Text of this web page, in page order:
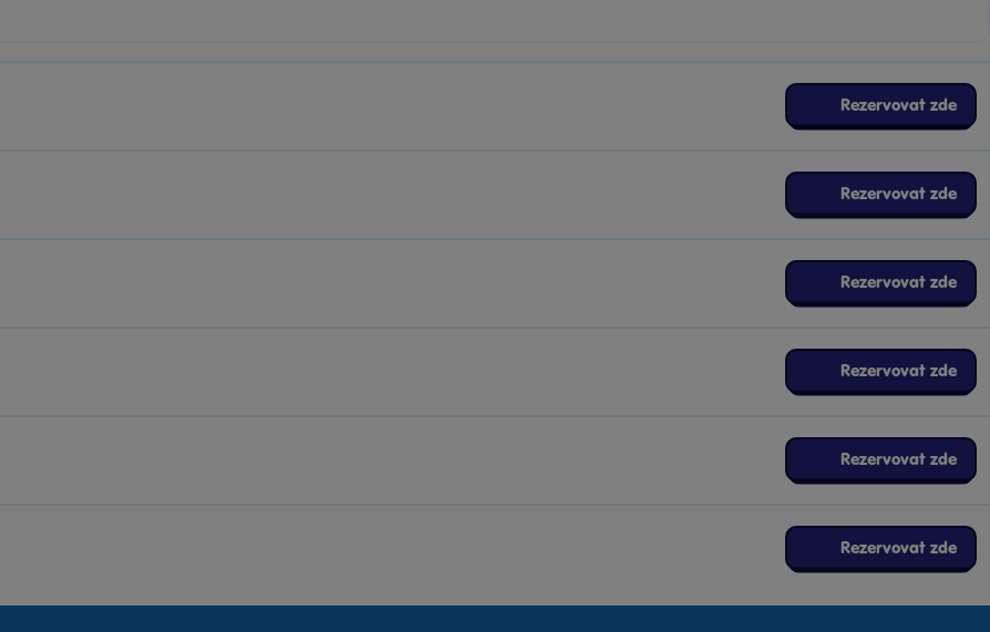
Rezervovat zde
Rezervovat zde
Rezervovat zde
Rezervovat zde
Rezervovat zde
Rezervovat zde